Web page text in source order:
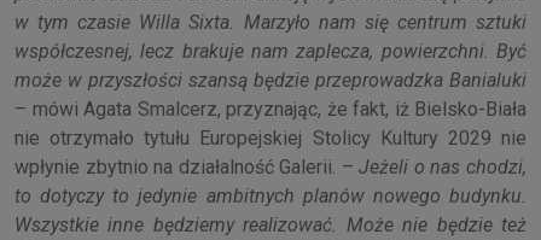
w tym czasie Willa Sixta. Marzyło nam się centrum sztuki
współczesnej, lecz brakuje nam zaplecza, powierzchni. Być
może w przyszłości szansą będzie przeprowadzka Banialuki
– mówi Agata Smalcerz, przyznając, że fakt, iż Bielsko-Biała
nie otrzymało tytułu Europejskiej Stolicy Kultury 2029 nie
wpłynie zbytnio na działalność Galerii. –Jeżeli o nas chodzi,
to dotyczy to jedynie ambitnych planów nowego budynku.
Wszystkie inne będziemy realizować. Może nie będzie też